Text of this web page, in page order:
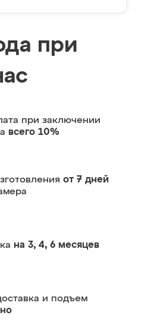
при
при заключении
всего 10%
от 7 дней
на 3, 4, 6 месяцев
и подъем